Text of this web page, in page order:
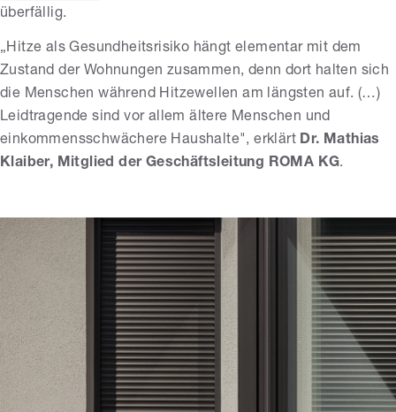
überfällig.
„Hitze als Gesundheitsrisiko hängt elementar mit dem
Zustand der Wohnungen zusammen, denn dort halten sich
die Menschen während Hitzewellen am längsten auf. (…)
Leidtragende sind vor allem ältere Menschen und
einkommensschwächere Haushalte", erklärt Dr. Mathias
Klaiber, Mitglied der Geschäftsleitung ROMA KG.